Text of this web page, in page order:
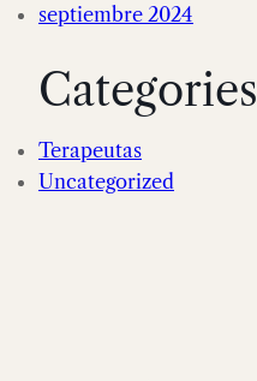
septiembre 2024
Categories
Terapeutas
Uncategorized